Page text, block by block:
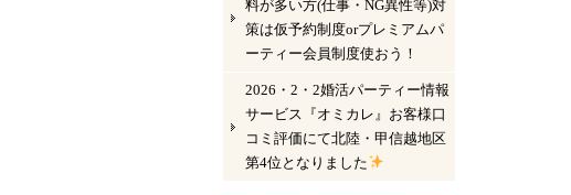
料が多い方(仕事・NG異性等)対
策は仮予約制度orプレミアムパ
ーティー会員制度使おう！
2026・2・2婚活パーティー情報
サービス『オミカレ』お客様口
コミ評価にて北陸・甲信越地区
第4位となりました